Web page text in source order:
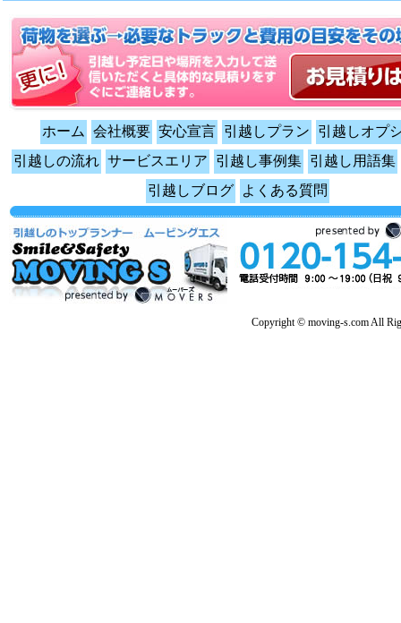
ホーム 会社概要 安心宣言 引越しプラン
引越しオプ
引越しの流れ サービスエリア 引越し事例集 引越し用語集
引越しブログ
よくある質問
Copyright © moving-s.com All